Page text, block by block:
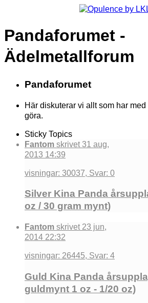
Pandaforumet -
Ädelmetallforum
Pandaforumet
Här diskuterar vi allt som har
göra.
Sticky Topics
Fantom skrivet 31 aug,
2013 14:39
visningar: 30037, Svar: 0
Silver Kina Panda
oz / 30 gram mynt)
Fantom skrivet 23 jun,
2014 22:32
visningar: 26445, Svar: 4
Guld Kina Panda
guldmynt 1 oz - 1/20 oz)